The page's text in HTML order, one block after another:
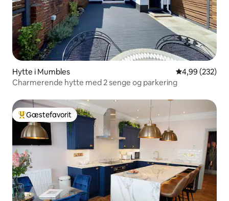
Hytte i Mumbles 4,99 ud af 5 i
4,99 (232)
Charmerende hytte med 2 senge og parkering
Bedste gæstefavorit
Gæstefavorit